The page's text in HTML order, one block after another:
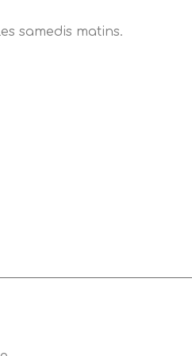
samedis matins.